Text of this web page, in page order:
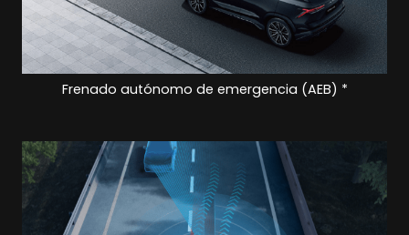
Frenado autónomo de emergencia (AEB) *